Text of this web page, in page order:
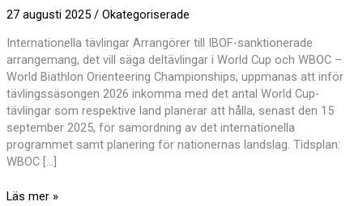
27 augusti 2025/ Okategoriserade
Internationella tävlingar Arrangörer till IBOF-sanktionerade
arrangemang, det vill säga deltävlingar i World Cup och WBOC –
World Biathlon Orienteering Championships, uppmanas att inför
tävlingssäsongen 2026 inkomma med det antal World Cup-
tävlingar som respektive land planerar att hålla, senast den 15
september 2025, för samordning av det internationella
programmet samt planering för nationernas landslag. Tidsplan:
WBOC […]
Tävlingsarrangemang
Läs mer »